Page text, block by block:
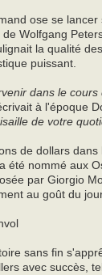
ose se
Wolfgang
la qualité
puissant.
dans le
à l'époque
de votre
de dollars
été nommé aux
par Giorgio
au goût du
sans fin
avec succès,